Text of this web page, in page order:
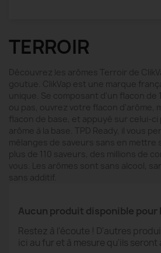
TERROIR
Découvrez les arômes Terroir de
goutue. ClikVap est une marque
unique. Se composant d'un flacon de
ou pas, ouvrez votre flacon d'arôme,
flacon de base, et appuyé sur celui-
arôme à la base. TPD Ready, il vous
mélanges de saveurs sans en mettre
plus de 110 saveurs, des millions de
vous. Les arômes sont sans alcool,
sans additif.
Aucun produit disponible pour
Restez à l'écoute ! D'autres
ici au fur et à mesure qu'ils seront